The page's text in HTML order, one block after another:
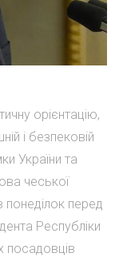
орієнтацію,
і безпековій
України та
чеської
перед
Республіки
посадовців